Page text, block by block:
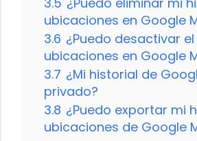
ubicaciones en Google
3.6 ¿Puedo desactivar
ubicaciones en Google
3.7 ¿Mi historial de
privado?
3.8 ¿Puedo exportar mi
ubicaciones de Google